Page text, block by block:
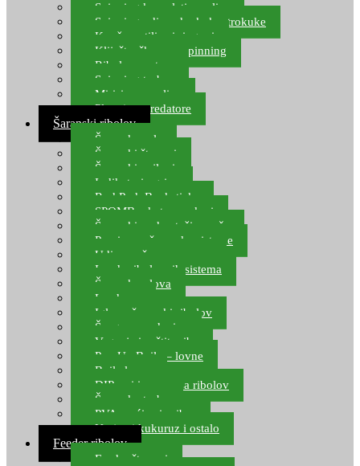
Spinning kompleti varalica
Spinning udice, dvokuke, trokuke
Kopče, vrtilice i ringovi
Kliješta, škare za spinning
Ribolov pastrve
Spinning torbe
Mirisi za varalice
Plovci za predatore
Šaranski ribolov
Šaranske role
Šaranski štapovi
Šaranski najloni
Indikatori ugriza
Rod Pod, Banksticks
SPOMB rakete, markeri
Šaranski podmetači, mreže
Pernice za šaranske sisteme
Udice za šarana, amura
Izrada ribolovnih sistema
Šaranska olova
Leadcore
Igle za šaranski ribolov
Špage, upredenice
Vaganje i zaštita ribe
Pop Up Boile – lovne
Boile lovne
DIP-ovi i arome za ribolov
Šaranske torbe
PVA vrećice i pribor
Umjetni kukuruz i ostalo
Feeder ribolov
Feeder štapovi